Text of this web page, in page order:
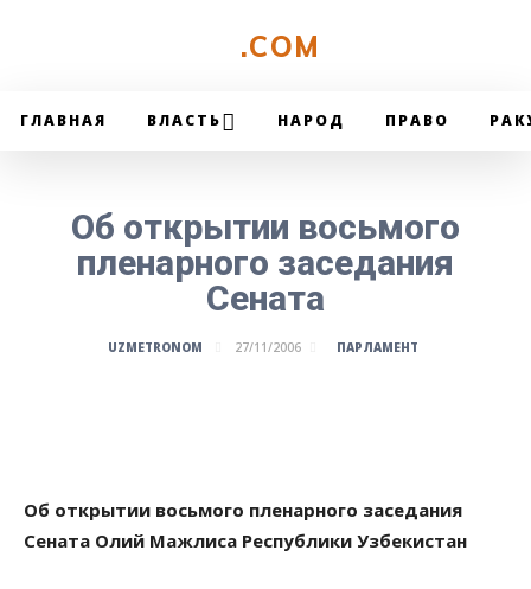
.COM
ГЛАВНАЯ ВЛАСТЬ НАРОД ПРАВО
Об открытии восьмого
пленарного заседания
Сената
UZMETRONOM 27/11/2006 ПАРЛАМЕНТ
Об открытии восьмого пленарного заседания
Сената Олий Мажлиса Республики Узбекистан